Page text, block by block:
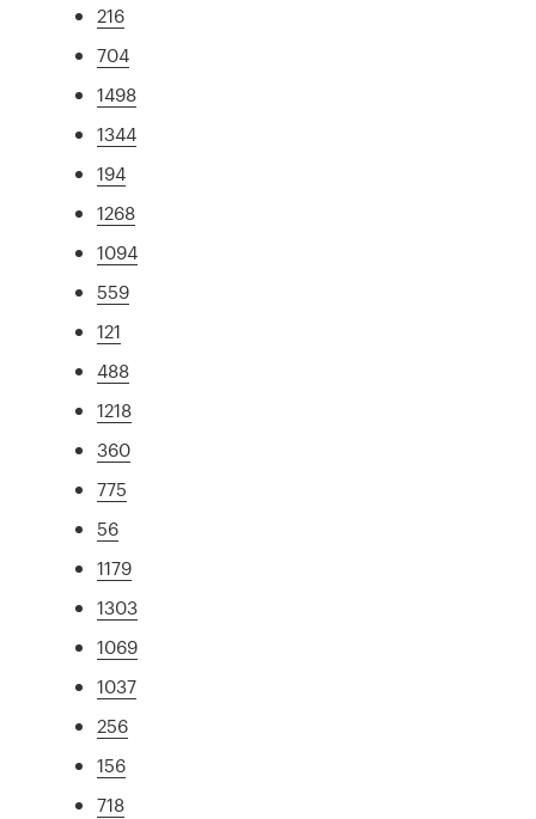
216
704
1498
1344
194
1268
1094
559
121
488
1218
360
775
56
1179
1303
1069
1037
256
156
718